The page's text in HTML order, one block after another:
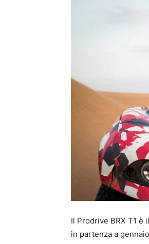
Il Prodrive BRX T1 è
in partenza a